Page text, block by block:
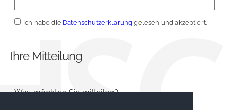
Ich habe die Datenschutzerklärung gelesen und akzeptiert.
Ihre Mitteilung
Was möchten Sie mitteilen?